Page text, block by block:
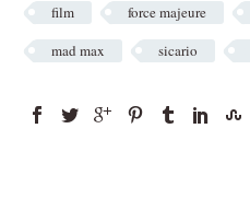
film
force majeure
mad max
sicario